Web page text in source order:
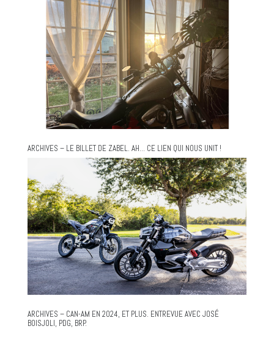
ARCHIVES – LE BILLET DE ZABEL. AH… CE LIEN QUI NOUS UNIT !
ARCHIVES – CAN-AM EN 2024, ET PLUS. ENTREVUE AVEC JOSÉ
BOISJOLI, PDG, BRP.